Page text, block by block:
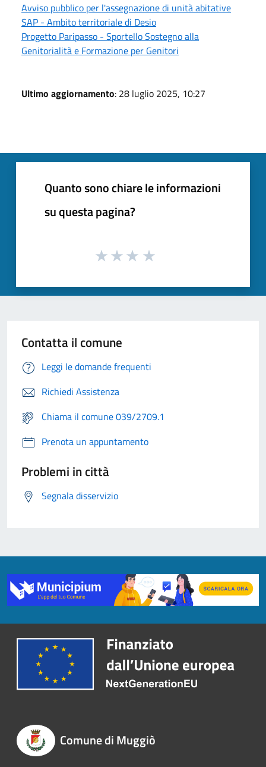
Avviso pubblico per l'assegnazione di unità abitative
SAP - Ambito territoriale di Desio
Progetto Paripasso - Sportello Sostegno alla
Genitorialità e Formazione per Genitori
Ultimo aggiornamento: 28 luglio 2025, 10:27
Quanto sono chiare le informazioni
su questa pagina?
Contatta il comune
Leggi le domande frequenti
Richiedi Assistenza
Chiama il comune 039/2709.1
Prenota un appuntamento
Problemi in città
Segnala disservizio
Comune di Muggiò